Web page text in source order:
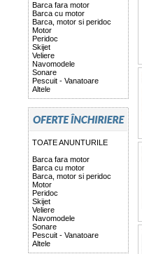
Barca fara motor
Barca cu motor
Barca, motor si peridoc
Motor
Peridoc
Skijet
Veliere
Navomodele
Sonare
Pescuit - Vanatoare
Altele
TOATE ANUNTURILE
Barca fara motor
Barca cu motor
Barca, motor si peridoc
Motor
Peridoc
Skijet
Veliere
Navomodele
Sonare
Pescuit - Vanatoare
Altele